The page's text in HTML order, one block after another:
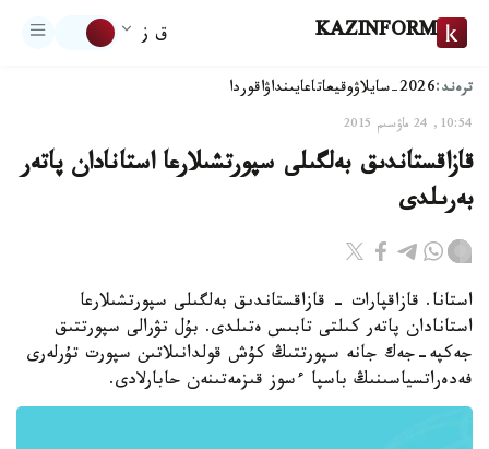
KAZINFORM ق ز
ترەند:2026-سايلاۋ وقيعاتاعايىنداۋاقوردا
10:54, 24 ماۋسىم 2015
قازاقستاندىق بەلگىلى سپورتشىلارعا استانادان پاتەر
بەرىلدى
استانا. قازاقپارات - قازاقستاندىق بەلگىلى سپورتشىلارعا
استانادان پاتەر كىلتى تابىس ەتىلدى. بۇل تۋرالى سپورتتىق
جەكپە-جەك جانە سپورتتىڭ كۇش قولدانىلاتىن سپورت تۇرلەرى
فەدەراتسياسىنىڭ باسپا ءسوز قىزمەتىنەن حابارلادى.